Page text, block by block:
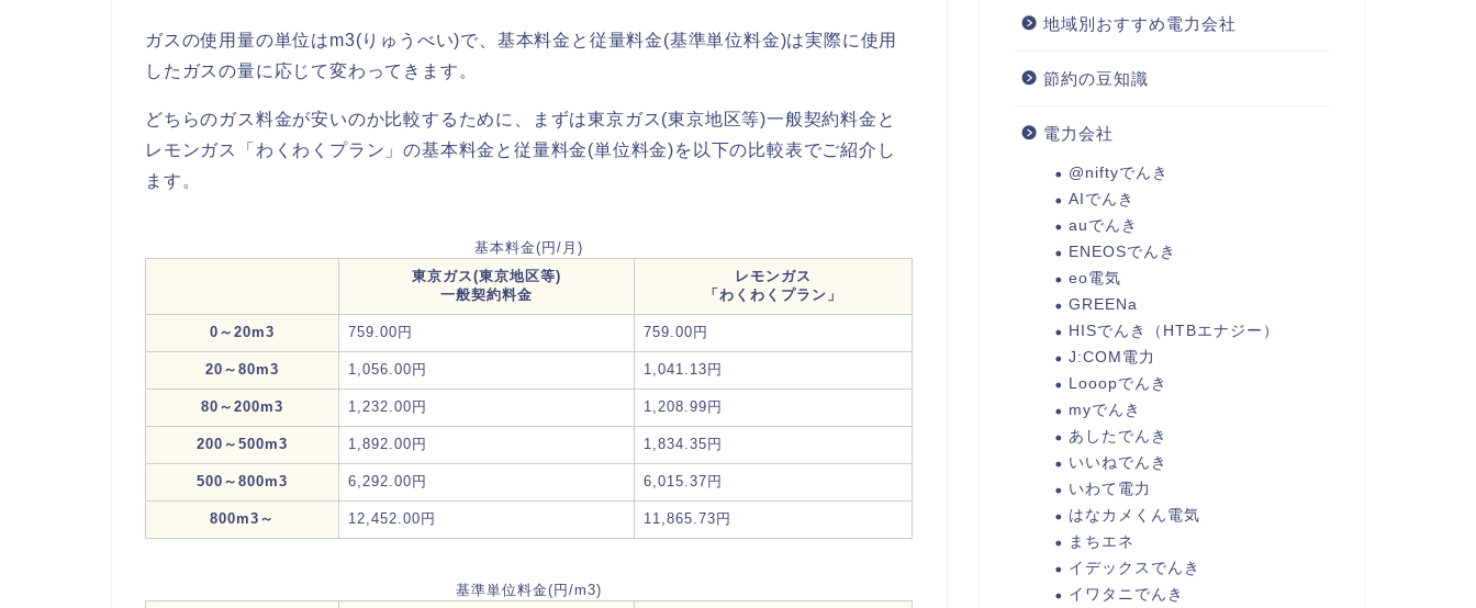
ガスの使用量の単位はm3(りゅうべい)で、基本料金と従量料金(基準単位料金)は実際に使用
したガスの量に応じて変わってきます。
どちらのガス料金が安いのか比較するために、まずは東京ガス(東京地区等)一般契約料金と
レモンガス「わくわくプラン」の基本料金と従量料金(単位料金)を以下の比較表でご紹介し
ます。
基本料金(円/月)
東京ガス(東京地区等)
一般契約料金
レモンガス
「わくわくプラン」
0～20m3 759.00円 759.00円
20～80m3 1,056.00円 1,041.13円
80～200m3 1,232.00円 1,208.99円
200～500m3 1,892.00円 1,834.35円
500～800m3 6,292.00円 6,015.37円
800m3～ 12,452.00円 11,865.73円
基準単位料金(円/m3)
地域別おすすめ電力会社
節約の豆知識
電力会社
@niftyでんき
AIでんき
auでんき
ENEOSでんき
eo電気
GREENa
HISでんき（HTBエナジー）
J:COM電力
Looopでんき
myでんき
あしたでんき
いいねでんき
いわて電力
はなカメくん電気
まちエネ
イデックスでんき
イワタニでんき